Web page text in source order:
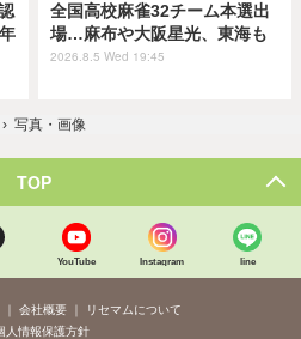
全国高校麻雀32チーム本選出
場…麻布や大阪星光、東海も
2026.8.5 Wed 19:45
› 写真・画像
TOP
YouTube Instagram line
会社概要
リセマムについて
人情報保護方針